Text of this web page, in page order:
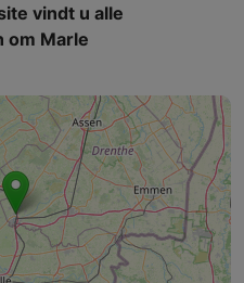
vindt u alle
om Marle